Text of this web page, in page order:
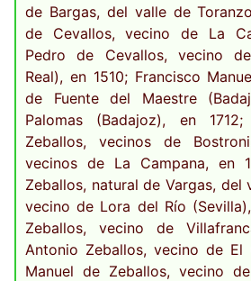
de Bargas, del valle de
de Cevallos, vecino de La
Pedro de Cevallos, vecino
Real), en 1510; Francisco
de Fuente del Maestre
Palomas (Badajoz), en
Zeballos, vecinos de
vecinos de La Campana, en
Zeballos, natural de Vargas, del
vecino de Lora del Río
Zeballos, vecino de
Antonio Zeballos, vecino de El
Manuel de Zeballos, vecino